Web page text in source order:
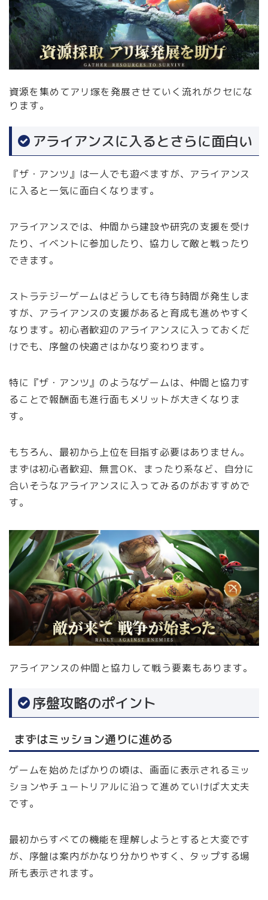
資源を集めてアリ塚を発展させていく流れがクセにな
ります。
アライアンスに入るとさらに面白い
『ザ・アンツ』は一人でも遊べますが、アライアンス
に入ると一気に面白くなります。
アライアンスでは、仲間から建設や研究の支援を受け
たり、イベントに参加したり、協力して敵と戦ったり
できます。
ストラテジーゲームはどうしても待ち時間が発生しま
すが、アライアンスの支援があると育成も進めやすく
なります。初心者歓迎のアライアンスに入っておくだ
けでも、序盤の快適さはかなり変わります。
特に『ザ・アンツ』のようなゲームは、仲間と協力す
ることで報酬面も進行面もメリットが大きくなりま
す。
もちろん、最初から上位を目指す必要はありません。
まずは初心者歓迎、無言OK、まったり系など、自分に
合いそうなアライアンスに入ってみるのがおすすめで
す。
アライアンスの仲間と協力して戦う要素もあります。
序盤攻略のポイント
まずはミッション通りに進める
ゲームを始めたばかりの頃は、画面に表示されるミッ
ションやチュートリアルに沿って進めていけば大丈夫
です。
最初からすべての機能を理解しようとすると大変です
が、序盤は案内がかなり分かりやすく、タップする場
所も表示されます。